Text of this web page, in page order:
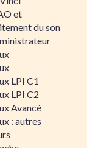
et
du son
LPI C1
LPI C2
Avancé
: autres